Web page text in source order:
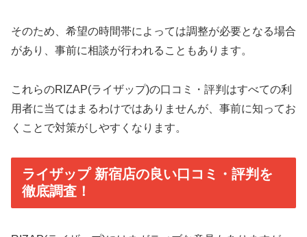
そのため、希望の時間帯によっては調整が必要となる場合
があり、事前に相談が行われることもあります。
これらのRIZAP(ライザップ)の口コミ・評判はすべての利
用者に当てはまるわけではありませんが、事前に知ってお
くことで対策がしやすくなります。
ライザップ 新宿店の良い口コミ・評判を
徹底調査！